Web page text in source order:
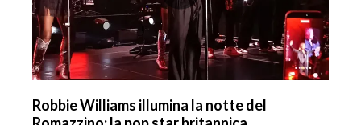
Robbie Williams illumina la notte del